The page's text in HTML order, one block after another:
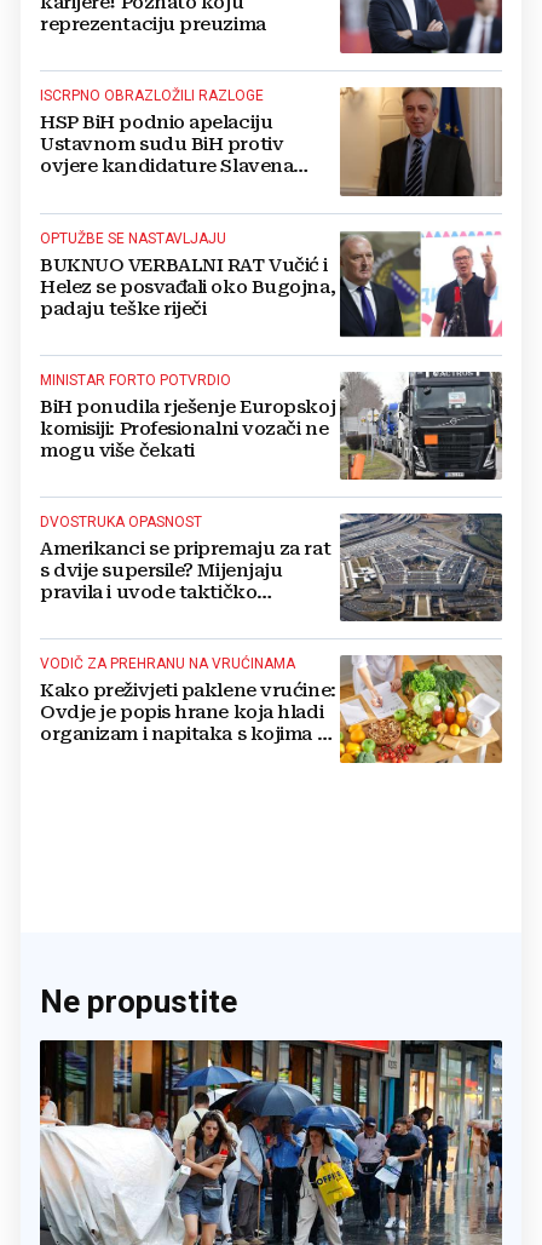
reprezentaciju preuzima
ISCRPNO OBRAZLOŽILI RAZLOGE
HSP BiH podnio apelaciju
Ustavnom sudu BiH protiv
ovjere kandidature Slavena
OPTUŽBE SE NASTAVLJAJU
BUKNUO VERBALNI RAT Vučić i
Helez se posvađali oko Bugojna,
padaju teške riječi
MINISTAR FORTO POTVRDIO
BiH ponudila rješenje Europskoj
komisiji: Profesionalni vozači ne
mogu više čekati
DVOSTRUKA OPASNOST
Amerikanci se pripremaju za rat
s dvije supersile? Mijenjaju
pravila i uvode taktičko
VODIČ ZA PREHRANU NA VRUĆINAMA
Kako preživjeti paklene vrućine:
Ovdje je popis hrane koja hladi
organizam i napitaka s kojima si
Ne propustite